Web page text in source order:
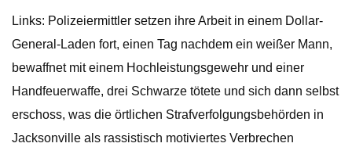
Links: Polizeiermittler setzen ihre Arbeit in einem Dollar-
General-Laden fort, einen Tag nachdem ein weißer Mann,
bewaffnet mit einem Hochleistungsgewehr und einer
Handfeuerwaffe, drei Schwarze tötete und sich dann selbst
erschoss, was die örtlichen Strafverfolgungsbehörden in
Jacksonville als rassistisch motiviertes Verbrechen